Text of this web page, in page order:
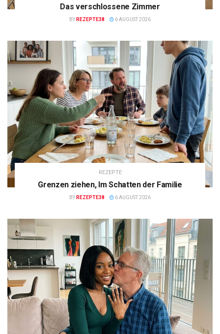
Das verschlossene Zimmer
BY REZEPTE38 6 AUGUST 2026
REZEPTE
Grenzen ziehen, Im Schatten der Familie
BY REZEPTE38 6 AUGUST 2026